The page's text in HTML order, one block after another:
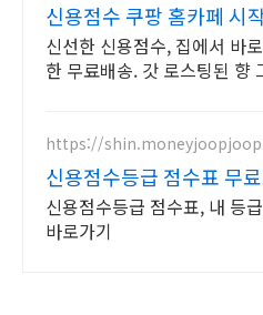
신용점수 쿠팡 홈카페 시
신선한 신용점수, 집에서 바
한 무료배송. 갓 로스팅된 향
https://
신용점수등급 점수표 무
신용점수등급 점수표, 내 등
바로가기